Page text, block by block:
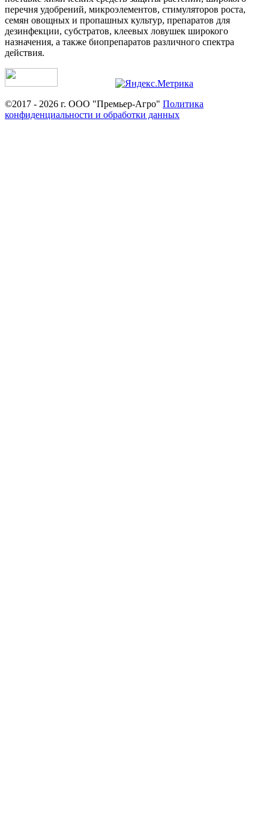
перечня удобрений, микроэлементов, стимуляторов роста,
семян овощных и пропашных культур, препаратов для
дезинфекции, субстратов, клеевых ловушек широкого
назначения, а также биопрепаратов различного спектра
действия.
©2017 - 2026 г. ООО "Премьер-Агро" Политика
конфиденциальности и обработки данных